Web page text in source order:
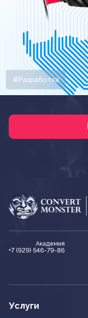
#Разработка
Академия
+7 (929) 546-79-86
Услуги